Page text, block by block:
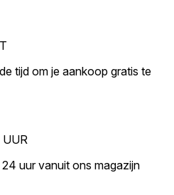
tijd om je aankoop gratis te
UUR
uur vanuit ons magazijn